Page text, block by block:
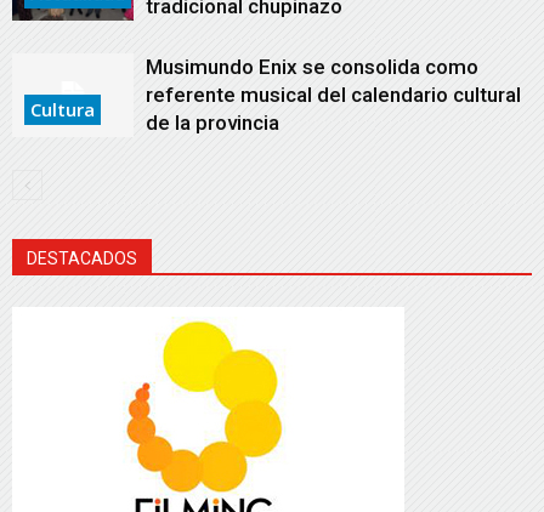
tradicional chupinazo
Cultura
Musimundo Enix se consolida como
referente musical del calendario cultural
de la provincia
DESTACADOS